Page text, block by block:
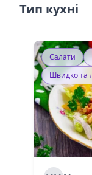
Тип кухні
Салати
Швидко та